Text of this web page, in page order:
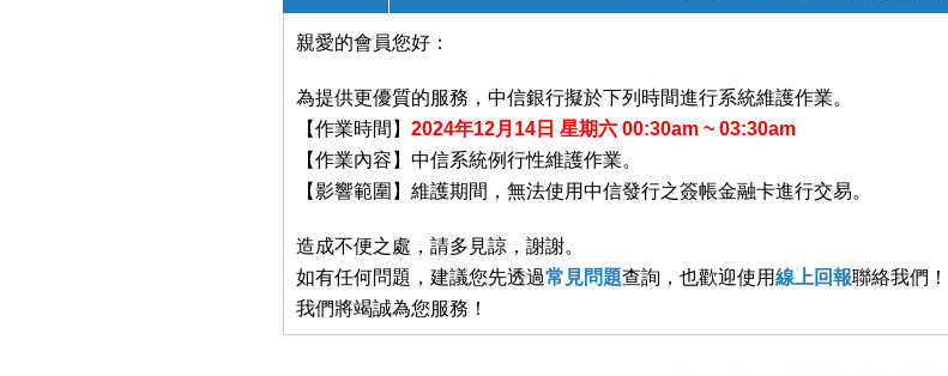
親愛的會員您好：
為提供更優質的服務，中信銀行擬於下列時間進行系統維護作業。
【作業時間】 2024年12月14日 星期六 00:30am ~ 03:30am
【作業內容】中信系統例行性維護作業。
【影響範圍】維護期間，無法使用中信發行之簽帳金融卡進行交易。
造成不便之處，請多見諒，謝謝。
如有任何問題，建議您先透過常見問題查詢，也歡迎使用線上回報聯絡我們！
我們將竭誠為您服務！